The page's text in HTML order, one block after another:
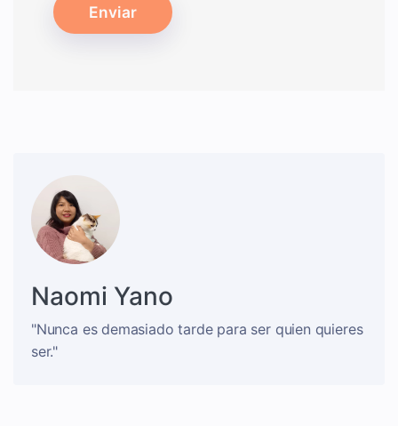
Enviar
Naomi Yano
"Nunca es demasiado tarde para ser quien quieres
ser."